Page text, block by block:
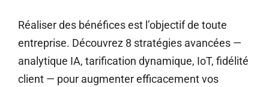
Réaliser des bénéfices est l’objectif de toute
entreprise. Découvrez 8 stratégies avancées —
analytique IA, tarification dynamique, IoT, fidélité
client — pour augmenter efficacement vos